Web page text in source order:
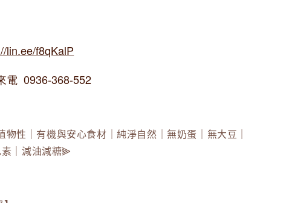
lin.ee/f8qKalP
電 0936-368-552
物性｜有機與安心食材｜純淨自然｜無奶蛋｜無大豆｜
｜減油減糖⫸